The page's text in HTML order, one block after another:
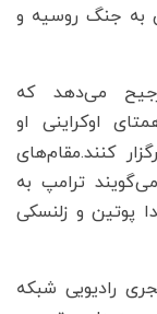
به جنگ روسیه و
می‌دهد که
اوکراینی او
کنند.مقام‌های
ترامپ به
پوتین و زلنسکی
رادیویی شبکه